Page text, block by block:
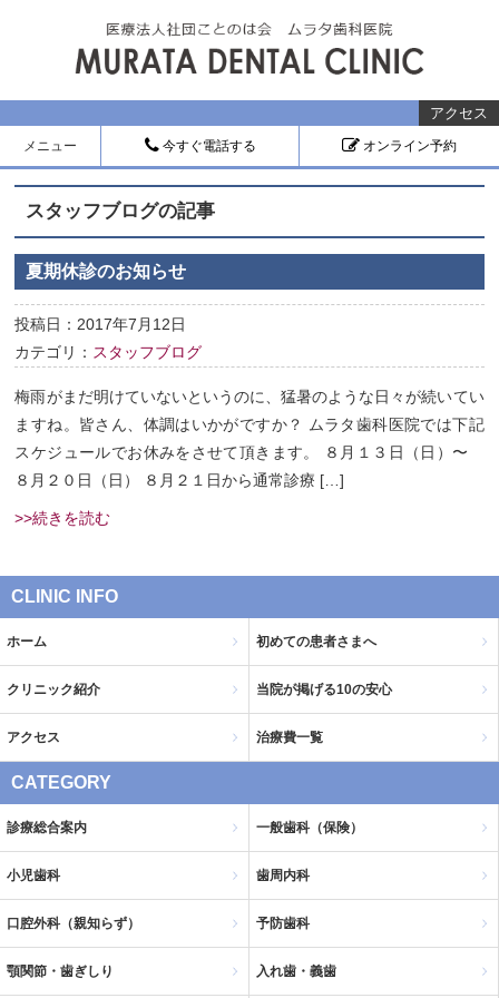
アクセス
メニュー 今すぐ電話する オンライン予約
スタッフブログの記事
夏期休診のお知らせ
投稿日：2017年7月12日
カテゴリ： スタッフブログ
梅雨がまだ明けていないというのに、猛暑のような日々が続いてい
ますね。皆さん、体調はいかがですか？ ムラタ歯科医院では下記
スケジュールでお休みをさせて頂きます。 ８月１３日（日）〜
８月２０日（日） ８月２１日から通常診療 […]
>>続きを読む
CLINIC INFO
ホーム 初めての患者さまへ
クリニック紹介 当院が掲げる10の安心
アクセス 治療費一覧
CATEGORY
診療総合案内 一般歯科（保険）
小児歯科 歯周内科
口腔外科（親知らず） 予防歯科
顎関節・歯ぎしり 入れ歯・義歯